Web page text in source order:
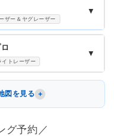
ザー＆ヤグレーザー
▼
イトレーザー
▼
図を見る
グ予約／